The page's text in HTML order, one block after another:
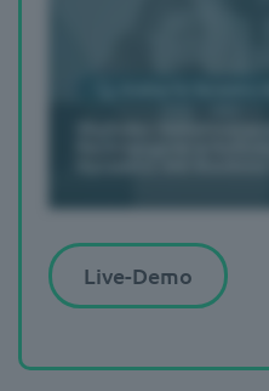
Live-Demo